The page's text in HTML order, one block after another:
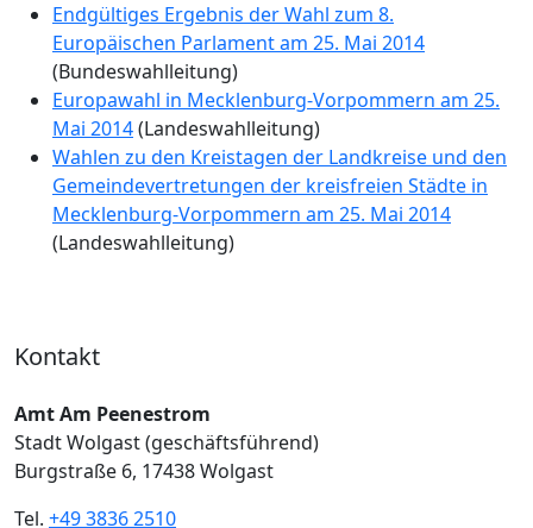
Endgültiges Ergebnis der Wahl zum 8.
Europäischen Parlament am 25. Mai 2014
(Bundeswahlleitung)
Europawahl in Mecklenburg-Vorpommern am 25.
Mai 2014(Landeswahlleitung)
Wahlen zu den Kreistagen der Landkreise und den
Gemeindevertretungen der kreisfreien Städte in
Mecklenburg-Vorpommern am 25. Mai 2014
(Landeswahlleitung)
Kontakt
Amt Am Peenestrom
Stadt Wolgast (geschäftsführend)
Burgstraße 6, 17438 Wolgast
Tel. +49 3836 2510